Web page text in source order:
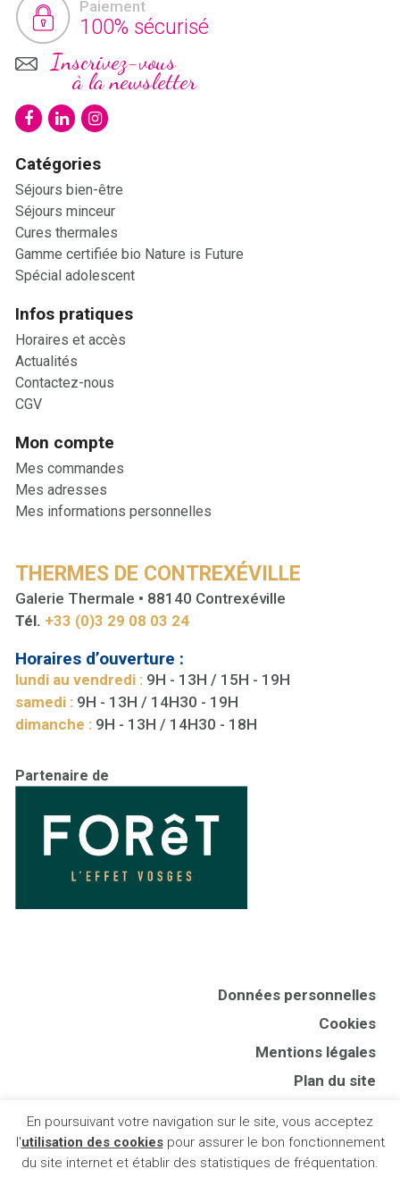
Paiement
100% sécurisé
Inscrivez-vous
à la newsletter
Catégories
Séjours bien-être
Séjours minceur
Cures thermales
Gamme certifiée bio Nature is Future
Spécial adolescent
Infos pratiques
Horaires et accès
Actualités
Contactez-nous
CGV
Mon compte
Mes commandes
Mes adresses
Mes informations personnelles
THERMES DE CONTREXÉVILLE
Galerie Thermale • 88140 Contrexéville
Tél. +33 (0)3 29 08 03 24
Horaires d’ouverture :
lundi au vendredi : 9H - 13H / 15H - 19H
samedi : 9H - 13H / 14H30 - 19H
dimanche : 9H - 13H / 14H30 - 18H
Partenaire de
Données personnelles
Cookies
Mentions légales
Plan du site
Presse
Publigo 2018-2024
En poursuivant votre navigation sur le site, vous acceptez
l'utilisation des cookiespour assurer le bon fonctionnement
du site internet et établir des statistiques de fréquentation.